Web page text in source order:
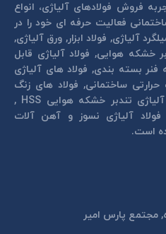
فروش فولادهای آلیاژی، انواع
فعالیت حرفه ای خود را در
آلیاژی, فولاد ابزار, ورق آلیاژی,
خشكه هوايی, فولاد آلیاژی قابل
بسته بندی, فولاد های آلیاژی
ساختمانی, فولاد های زنگ
نزن, فولاد ابزاری سردكار, فولاد آلیاژی تندبر خشكه هوايی HSS ,
آلیاژی نسوز و آهن آلات
مجتمع پارس امير